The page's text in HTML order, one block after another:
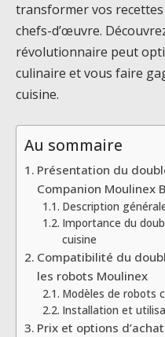
transformer vos
chefs-d’œuvre.
révolutionnaire peut
culinaire et vous faire
cuisine.
Au sommaire
Présentation du
Companion Moulinex
Description
Importance du
cuisine
Compatibilité du
les robots Moulinex
Modèles de robots
Installation et
Prix et options